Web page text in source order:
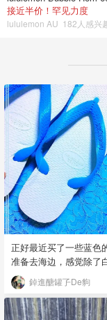
接近半价！罕见力度
lululemon AU 182人感兴
正好最近买了一些蓝色
准备去海边，感觉除了
色和大海更配哦～
鋽進醣罐孒De豿